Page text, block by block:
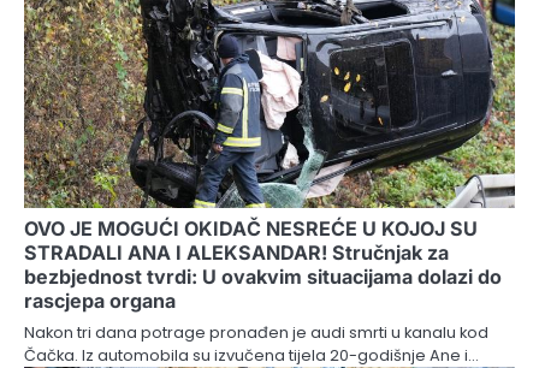
OVO JE MOGUĆI OKIDAČ NESREĆE U KOJOJ SU
STRADALI ANA I ALEKSANDAR! Stručnjak za
bezbjednost tvrdi: U ovakvim situacijama dolazi do
rascjepa organa
Nakon tri dana potrage pronađen je audi smrti u kanalu kod
Čačka. Iz automobila su izvučena tijela 20-godišnje Ane i…